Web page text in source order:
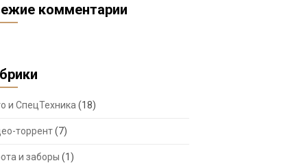
комментарии
и СпецТехника (18)
торрент(7)
и заборы (1)